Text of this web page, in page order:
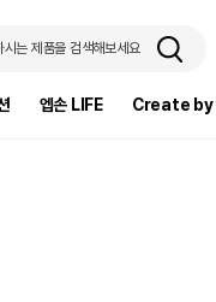
시는 제품을 검색해보세요
엡손 LIFE Create by